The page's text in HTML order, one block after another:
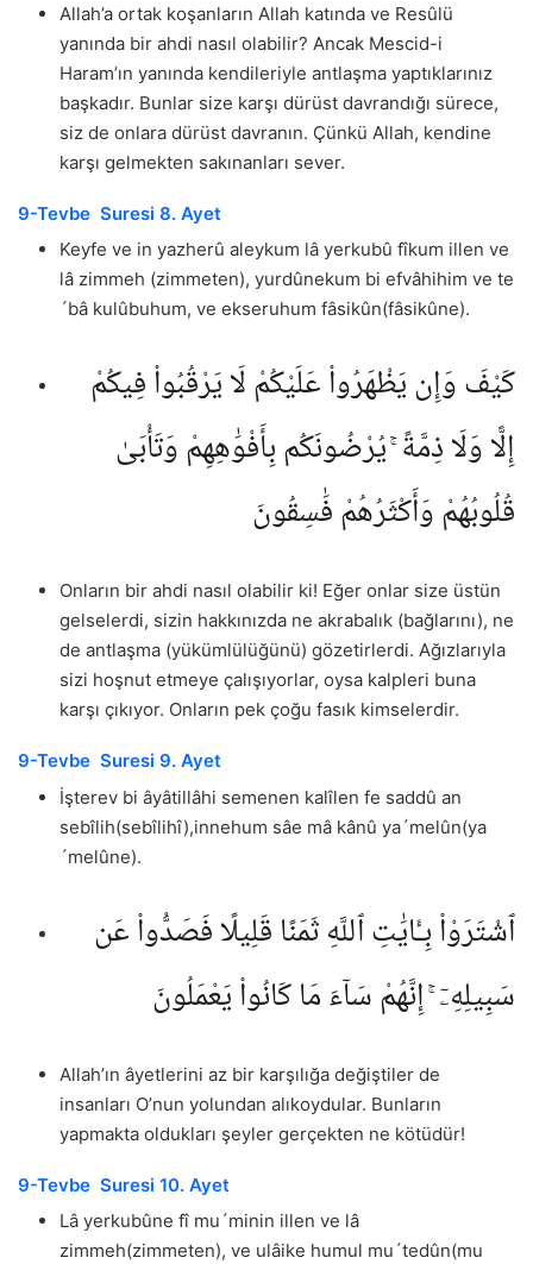
Allah’a ortak koşanların Allah katında ve Resûlü
yanında bir ahdi nasıl olabilir? Ancak Mescid-i
Haram’ın yanında kendileriyle antlaşma yaptıklarınız
başkadır. Bunlar size karşı dürüst davrandığı sürece,
siz de onlara dürüst davranın. Çünkü Allah, kendine
karşı gelmekten sakınanları sever.
9-Tevbe Suresi 8. Ayet
Keyfe ve in yazherû aleykum lâ yerkubû fîkum illen ve
lâ zimmeh (zimmeten), yurdûnekum bi efvâhihim ve te
´bâ kulûbuhum, ve ekseruhum fâsikûn(fâsikûne).
كَيْفَ وَإِن يَظْهَرُوا۟ عَلَيْكُمْ لَا يَرْقُبُوا۟ فِيكُمْ
إِلًّا وَلَا ذِمَّةً ۚ يُرْضُونَكُم بِأَفْوَٰهِهِمْ وَتَأْبَىٰ
قُلُوبُهُمْ وَأَكْثَرُهُمْ فَٰسِقُونَ
Onların bir ahdi nasıl olabilir ki! Eğer onlar size üstün
gelselerdi, sizin hakkınızda ne akrabalık (bağlarını), ne
de antlaşma (yükümlülüğünü) gözetirlerdi. Ağızlarıyla
sizi hoşnut etmeye çalışıyorlar, oysa kalpleri buna
karşı çıkıyor. Onların pek çoğu fasık kimselerdir.
9-Tevbe Suresi 9. Ayet
İşterev bi âyâtillâhi semenen kalîlen fe saddû an
sebîlih(sebîlihî),innehum sâe mâ kânû ya´melûn(ya
´melûne).
ٱشْتَرَوْا۟ بِـَٔايَٰتِ ٱللَّهِ ثَمَنًا قَلِيلًا فَصَدُّوا۟ عَن
سَبِيلِهِۦٓ ۚ إِنَّهُمْ سَآءَ مَا كَانُوا۟ يَعْمَلُونَ
Allah’ın âyetlerini az bir karşılığa değiştiler de
insanları O’nun yolundan alıkoydular. Bunların
yapmakta oldukları şeyler gerçekten ne kötüdür!
9-Tevbe Suresi 10. Ayet
Lâ yerkubûne fî mu´minin illen ve lâ
zimmeh(zimmeten), ve ulâike humul mu´tedûn(mu